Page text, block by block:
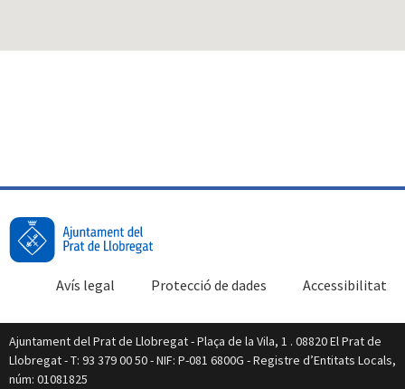
Accessibilitat
Protecció de dades
Avís legal
Ajuntament del Prat de Llobregat - Plaça de la Vila, 1 . 08820 El Prat de
Llobregat - T: 93 379 00 50 - NIF: P-081 6800G - Registre d’Entitats Locals,
núm: 01081825